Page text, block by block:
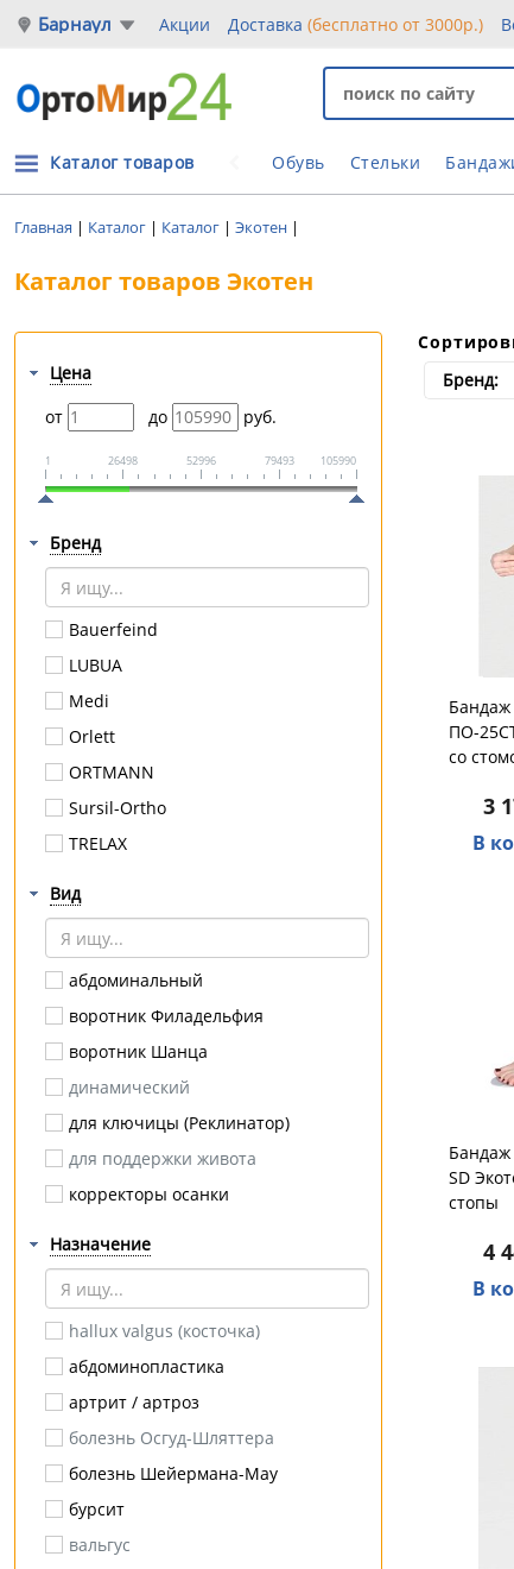
Барнаул Акции Доставка(бесплатно от 3000р.)
Обувь Стельки
Каталог товаров
Главная | Каталог | Каталог | Экотен |
Каталог товаров Экотен
Цена
от
до руб.
1 26498 52996 79493 105990
Бренд
Bauerfeind
LUBUA
Medi
Orlett
ORTMANN
Sursil-Ortho
TRELAX
GOODSLEEP
KINERAPY
OPPO Medical
Orto
Экотен
Luomma
ORTO Professional
Otto Bock
BRONIGEN
CEP (Medi)
DR.SURSIL
Dunlastic
ErgoPower
HEEL COMFORT
Idealista
ORTOMEDICA
Дельта Терм
Ляпко
ОРТОСИЛА
Вид
абдоминальный
воротник Филадельфия
воротник Шанца
динамический
для ключицы (Реклинатор)
для поддержки живота
корректоры осанки
на брюшную стенку
на грудную клетку
паховый
повязка Дезо
пупочный
согревающий
стома
стоподержатель
тутор
Назначение
hallux valgus (косточка)
абдоминопластика
артрит / артроз
болезнь Осгуд-Шляттера
болезнь Шейермана-Мау
бурсит
вальгус
Бренд:
ПО-
со
3
В
Бандаж
SD
стопы
4
В